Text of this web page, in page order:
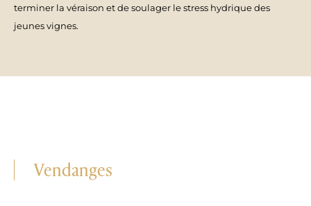
terminer la véraison et de soulager le stress hydrique des
jeunes vignes.
Vendanges